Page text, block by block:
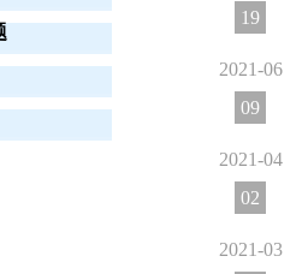
19
2021-06
09
2021-04
02
2021-03